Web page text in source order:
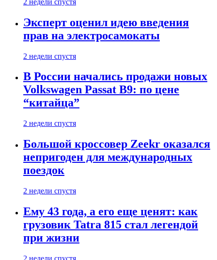
Эксперт оценил идею введения
прав на электросамокаты
2 недели спустя
В России начались продажи новых
Volkswagen Passat B9: по цене
“китайца”
2 недели спустя
Большой кроссовер Zeekr оказался
непригоден для международных
поездок
2 недели спустя
Ему 43 года, а его еще ценят: как
грузовик Tatra 815 стал легендой
при жизни
2 недели спустя